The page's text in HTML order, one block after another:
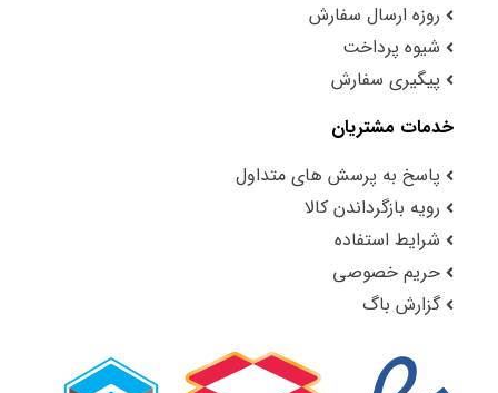
روزه ارسال سفارش
شیوه پرداخت
پیگیری سفارش
خدمات مشتریان
پاسخ به پرسش های متداول
رویه بازگرداندن کالا
شرایط استفاده
حریم خصوصی
گزارش باگ